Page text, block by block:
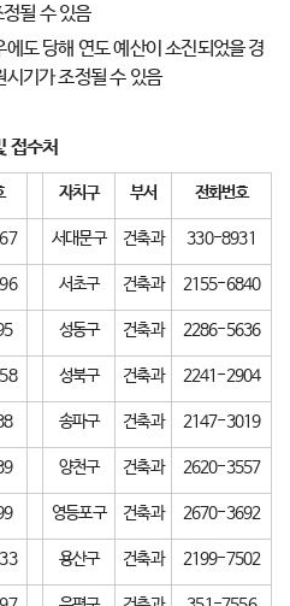
될 수 있음
도 당해 연도 예산이 소진되었을 경
기가 조정될 수 있음
접수처
자치구 부서 전화번호
서대문구 건축과 330-8931
서초구 건축과 2155-6840
성동구 건축과 2286-5636
성북구 건축과 2241-2904
송파구 건축과 2147-3019
양천구 건축과 2620-3557
영등포구 건축과 2670-3692
용산구 건축과 2199-7502